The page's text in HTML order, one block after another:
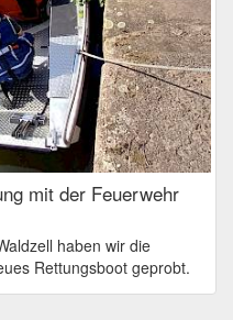
mit der Feuerwehr
haben wir die
Rettungsboot geprobt.